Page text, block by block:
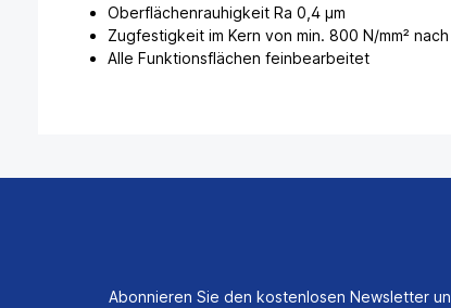
Oberflächenrauhigkeit Ra 0,4 µm
Zugfestigkeit im Kern von min. 800 N/mm² nach
Alle Funktionsflächen feinbearbeitet
Abonnieren Sie den kostenlosen Newsletter